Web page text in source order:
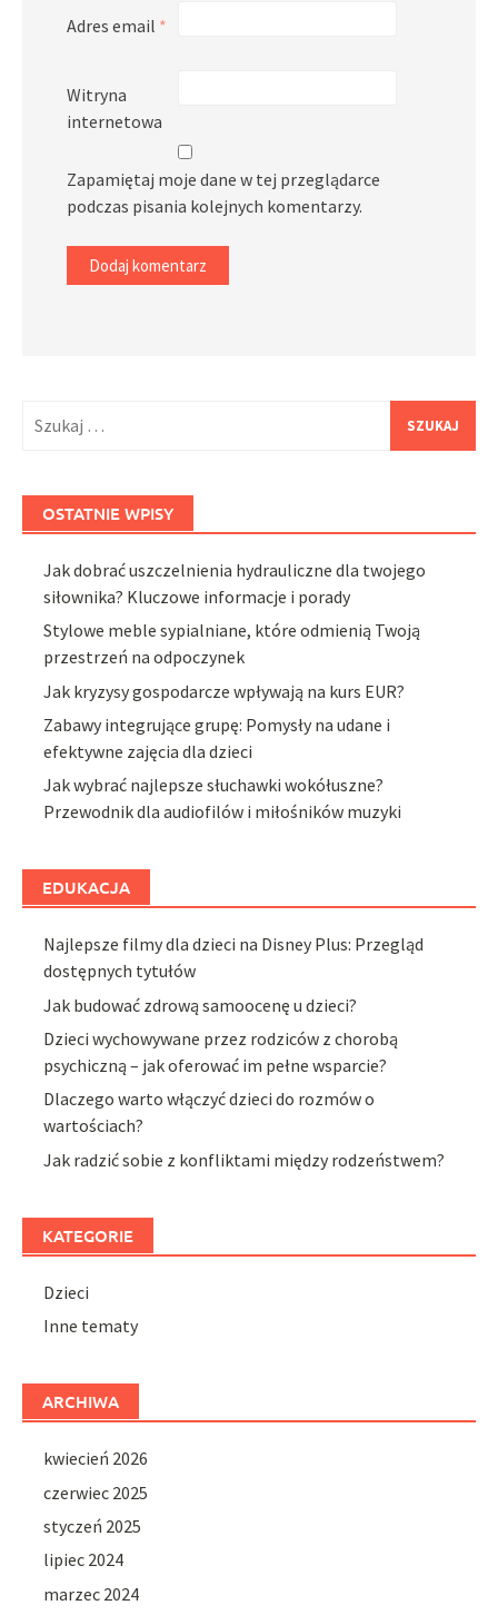
Adres email *
Witryna
internetowa
Zapamiętaj moje dane w tej przeglądarce
podczas pisania kolejnych komentarzy.
OSTATNIE WPISY
Jak dobrać uszczelnienia hydrauliczne dla twojego
siłownika? Kluczowe informacje i porady
Stylowe meble sypialniane, które odmienią Twoją
przestrzeń na odpoczynek
Jak kryzysy gospodarcze wpływają na kurs EUR?
Zabawy integrujące grupę: Pomysły na udane i
efektywne zajęcia dla dzieci
Jak wybrać najlepsze słuchawki wokółuszne?
Przewodnik dla audiofilów i miłośników muzyki
EDUKACJA
Najlepsze filmy dla dzieci na Disney Plus: Przegląd
dostępnych tytułów
Jak budować zdrową samoocenę u dzieci?
Dzieci wychowywane przez rodziców z chorobą
psychiczną – jak oferować im pełne wsparcie?
Dlaczego warto włączyć dzieci do rozmów o
wartościach?
Jak radzić sobie z konfliktami między rodzeństwem?
KATEGORIE
Dzieci
Inne tematy
ARCHIWA
kwiecień 2026
czerwiec 2025
styczeń 2025
lipiec 2024
marzec 2024